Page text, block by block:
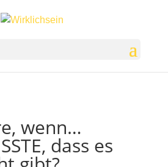
wenn…
dass es